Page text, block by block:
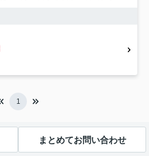
1
まとめてお問い合わせ